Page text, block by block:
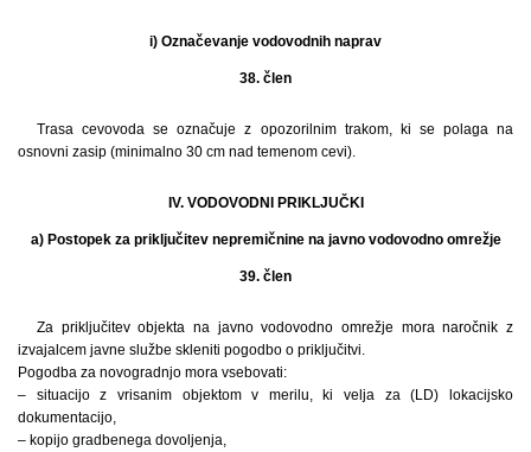
i) Označevanje vodovodnih naprav
38. člen
Trasa cevovoda se označuje z opozorilnim trakom, ki se polaga na
osnovni zasip (minimalno 30 cm nad temenom cevi).
IV. VODOVODNI PRIKLJUČKI
a) Postopek za priključitev nepremičnine na javno vodovodno omrežje
39. člen
Za priključitev objekta na javno vodovodno omrežje mora naročnik z
izvajalcem javne službe skleniti pogodbo o priključitvi.
Pogodba za novogradnjo mora vsebovati:
– situacijo z vrisanim objektom v merilu, ki velja za (LD) lokacijsko
dokumentacijo,
– kopijo gradbenega dovoljenja,